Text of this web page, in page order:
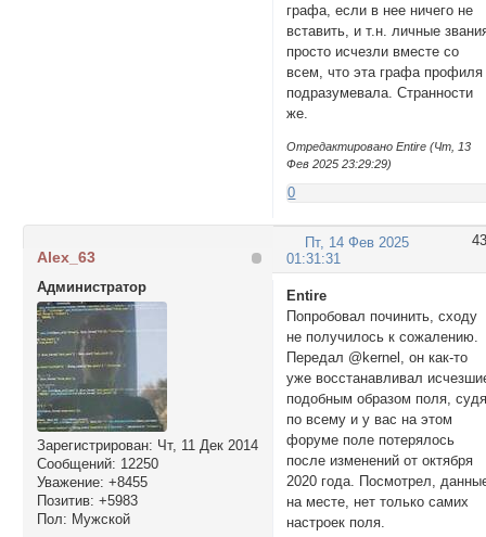
графа, если в нее ничего не
вставить, и т.н. личные
просто исчезли вместе со
всем, что эта графа профиля
подразумевала. Странности
же.
Отредактировано Entire (Чт, 13
Фев 2025 23:29:29)
0
43
Пт, 14 Фев 2025
01:31:31
Alex_63
Администратор
Зарегистрирован: Чт, 11 Дек 2014
Сообщений: 12250
Уважение: +8455
Позитив: +5983
Пол: Мужской
Entire
Попробовал починить, сходу
не получилось к сожалению.
Передал @kernel, он как-то
уже восстанавливал
подобным образом поля,
по всему и у вас на этом
форуме поле потерялось
после изменений от октября
2020 года. Посмотрел,
на месте, нет только самих
настроек поля.